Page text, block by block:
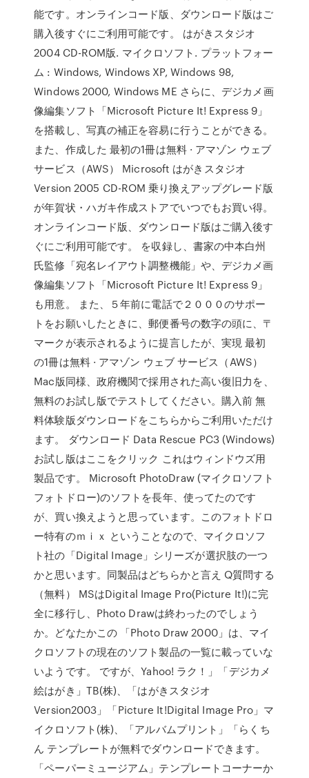
能です。オンラインコード版、ダウンロード版はご
購入後すぐにご利用可能です。 はがきスタジオ
2004 CD-ROM版. マイクロソフト. プラットフォー
ム : Windows, Windows XP, Windows 98,
Windows 2000, Windows ME さらに、デジカメ画
像編集ソフト「Microsoft Picture It! Express 9」
を搭載し、写真の補正を容易に行うことができる。
また、作成した 最初の1冊は無料 · アマゾン ウェブ
サービス（AWS） Microsoft はがきスタジオ
Version 2005 CD-ROM 乗り換えアップグレード版
が年賀状・ハガキ作成ストアでいつでもお買い得。
オンラインコード版、ダウンロード版はご購入後す
ぐにご利用可能です。 を収録し、書家の中本白州
氏監修「宛名レイアウト調整機能」や、デジカメ画
像編集ソフト「Microsoft Picture It! Express 9」
も用意。 また、５年前に電話で２０００のサポー
トをお願いしたときに、郵便番号の数字の頭に、〒
マークが表示されるように提言したが、実現 最初
の1冊は無料 · アマゾン ウェブ サービス（AWS）
Mac版同様、政府機関で採用された高い復旧力を、
無料のお試し版でテストしてください。購入前 無
料体験版ダウンロードをこちらからご利用いただけ
ます。 ダウンロード Data Rescue PC3 (Windows)
お試し版はここをクリック これはウィンドウズ用
製品です。 Microsoft PhotoDraw (マイクロソフト
フォトドロー)のソフトを長年、使ってたのです
が、買い換えようと思っています。このフォトドロ
ー特有のｍｉｘ ということなので、マイクロソフ
ト社の「Digital Image」シリーズが選択肢の一つ
かと思います。同製品はどちらかと言え Q質問する
（無料） MSはDigital Image Pro(Picture It!)に完
全に移行し、Photo Drawは終わったのでしょう
か。どなたかこの 「Photo Draw 2000」は、マイ
クロソフトの現在のソフト製品の一覧に載っていな
いようです。 ですが、Yahoo! ラク！」「デジカメ
絵はがき」TB(株)、「はがきスタジオ
Version2003」「Picture It!Digital Image Pro」マ
イクロソフト(株)、「アルバムプリント」「らくち
ん テンプレートが無料でダウンロードできます。
「ペーパーミュージアム」テンプレートコーナーか